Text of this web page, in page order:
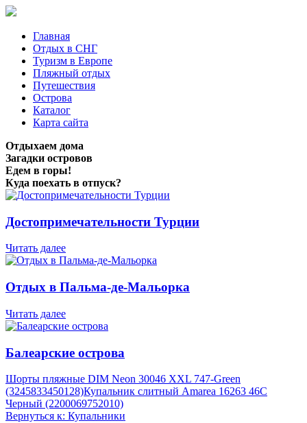
Главная
Отдых в СНГ
Туризм в Европе
Пляжный отдых
Путешествия
Острова
Каталог
Карта сайта
Отдыхаем дома
Загадки островов
Едем в горы!
Куда поехать в отпуск?
Достопримечательности Турции
Читать далее
Отдых в Пальма-де-Мальорка
Читать далее
Балеарские острова
Шорты пляжные DIM Neon 30046 XXL 747-Green
(3245833450128)Купальник слитный Amarea 16263 46C
Черный (2200069752010)
Вернуться к: Купальники